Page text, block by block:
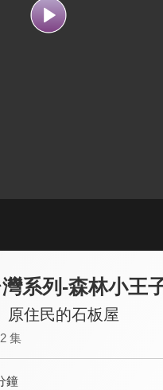
系列-森林小王
住民的石板屋
集
鐘